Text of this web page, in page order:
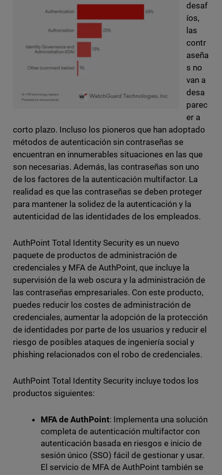
desaf
íos,
las
contr
aseña
s no
van a
desa
parec
er a
corto plazo. Incluso los pioneros que han adoptado
métodos de autenticación sin contraseñas se
encuentran en innumerables situaciones en las que
son necesarias. Además, las contraseñas son uno
de los factores de la autenticación multifactor. La
realidad es que las contraseñas se deben proteger
para mantener la solidez de la autenticación y la
autenticidad de las identidades de los empleados.
AuthPoint Total Identity Security es un nuevo
paquete de productos de administración de
credenciales y MFA de AuthPoint, que incluye la
supervisión de la web oscura y la administración de
las contraseñas empresariales. Con este producto,
puedes reducir los costes de administración de
credenciales, aumentar la adopción de la protección
de identidades por parte de los usuarios y reducir el
riesgo de posibles ataques de ingeniería social y
phishing relacionados con el robo de credenciales.
AuthPoint Total Identity Security incluye todos los
productos siguientes:
MFA de AuthPoint: Implementa una solución
completa de autenticación multifactor con
autenticación basada en riesgos e inicio de
sesión único (SSO) fácil de gestionar y usar.
El servicio de MFA de AuthPoint también se